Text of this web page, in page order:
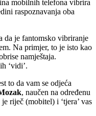
mobilnih telefona vibrira
raspoznavanja oba
da je fantomsko vibriranje
Na primjer, to je isto kao
namještaja.
‘vidi’.
to da vam se odjeća
, naučen na određenu
riječ (mobitel) i ‘tjera’ vas